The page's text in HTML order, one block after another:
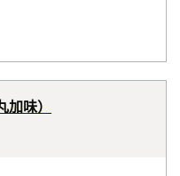
味）